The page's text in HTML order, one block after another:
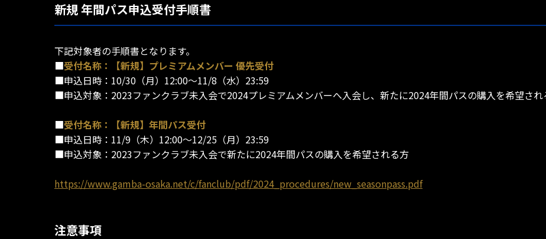
新規 年間パス申込受付手順書
下記対象者の手順書となります。
■受付名称：【新規】プレミアムメンバー 優先受付
■申込日時：10/30（月）12:00～11/8（水）23:59
■申込対象：2023ファンクラブ未入会で2024プレミアムメンバーへ入会し、新たに2024年間パスの購入を希望され
■受付名称：【新規】年間パス受付
■申込日時：11/9（木）12:00～12/25（月）23:59
■申込対象：2023ファンクラブ未入会で新たに2024年間パスの購入を希望される方
https://www.gamba-osaka.net/c/fanclub/pdf/2024_procedures/new_seasonpass.pdf
注意事項